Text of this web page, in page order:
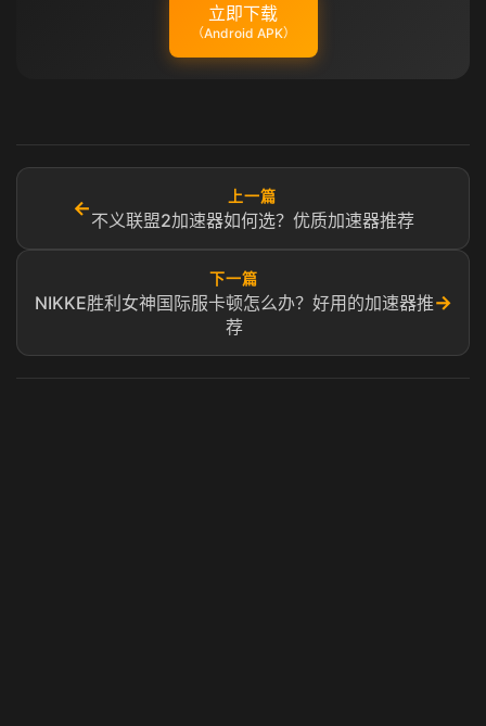
立即下载
（Android APK）
←
上一篇
不义联盟2加速器如何选？优质加速器推荐
下一篇
NIKKE胜利女神国际服卡顿怎么办？好用的加速器推
荐
→